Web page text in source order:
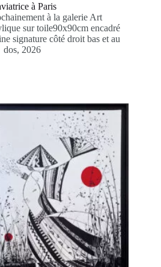
à Paris
à la galerie Art
sur toile90x90cm encadré
signature côté droit bas et au
dos, 2026